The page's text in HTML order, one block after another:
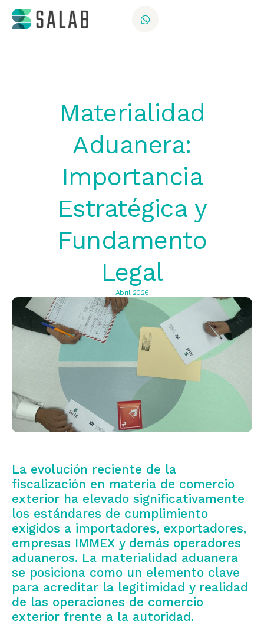
Materialidad
Aduanera:
Importancia
Estratégica y
Fundamento
Legal
Abril 2026
La evolución reciente de la
fiscalización en materia de comercio
exterior ha elevado significativamente
los estándares de cumplimiento
exigidos a importadores, exportadores,
empresas IMMEX y demás operadores
aduaneros. La materialidad aduanera
se posiciona como un elemento clave
para acreditar la legitimidad y realidad
de las operaciones de comercio
exterior frente a la autoridad.